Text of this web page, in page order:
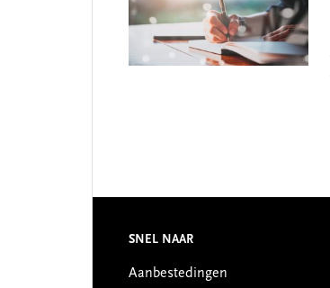
Footer
SNEL NAAR
Aanbestedingen